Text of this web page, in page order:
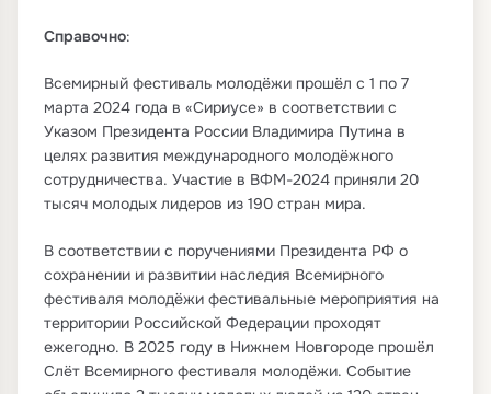
Справочно:
Всемирный фестиваль молодёжи прошёл с 1 по 7
марта 2024 года в «Сириусе» в соответствии с
Указом Президента России Владимира Путина в
целях развития международного молодёжного
сотрудничества. Участие в ВФМ-2024 приняли 20
тысяч молодых лидеров из 190 стран мира.
В соответствии с поручениями Президента РФ о
сохранении и развитии наследия Всемирного
фестиваля молодёжи фестивальные мероприятия на
территории Российской Федерации проходят
ежегодно. В 2025 году в Нижнем Новгороде прошёл
Слёт Всемирного фестиваля молодёжи. Событие